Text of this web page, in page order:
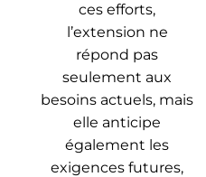
ces efforts,
l’extension ne
répond pas
seulement aux
besoins actuels, mais
elle anticipe
également les
exigences futures,